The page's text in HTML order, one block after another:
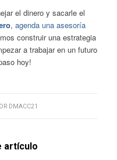
el dinero y sacarle el
, agenda una asesoría
construir una estrategia
a trabajar en un futuro
hoy!
DMACC21
artículo